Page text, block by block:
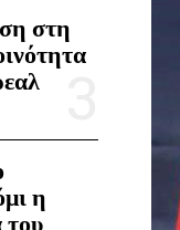
στη
η
του